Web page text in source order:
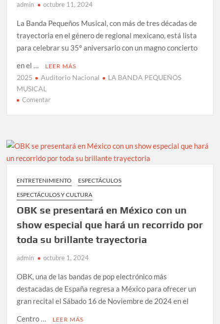
noviembre
admin octubre 11, 2024
La Banda Pequeños Musical, con más de tres décadas de
trayectoria en el género de regional mexicano, está lista
para celebrar su 35º aniversario con un magno concierto
en el …
LEER MÁS
2025 Auditorio Nacional
LA BANDA PEQUEÑOS
MUSICAL
Comentaren
MUSICAL
por
vez
al
Auditorio
Nacional
en
mayo
2025
ENTRETENIMIENTO
ESPECTÁCULOS
ESPECTÁCULOS Y CULTURA
OBK se presentará en México con un
show especial que hará un recorrido por
toda su brillante trayectoria
admin octubre 1, 2024
OBK, una de las bandas de pop electrónico más
destacadas de España regresa a México para ofrecer un
gran recital el Sábado 16 de Noviembre de 2024 en el
Centro …
LEER MÁS